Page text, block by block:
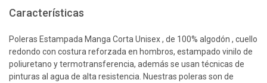
Características
Poleras Estampada Manga Corta Unisex , de 100% algodón , cuello
redondo con costura reforzada en hombros, estampado vinilo de
poliuretano y termotransferencia, además se usan técnicas de
pinturas al agua de alta resistencia. Nuestras poleras son de